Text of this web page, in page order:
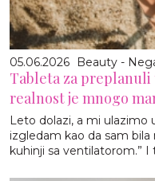
05.06.2026 Beauty -
Tableta za preplanuli
realnost je mnogo
Leto dolazi, a mi ulazimo
izgledam kao da sam bila
kuhinji sa ventilatorom.”